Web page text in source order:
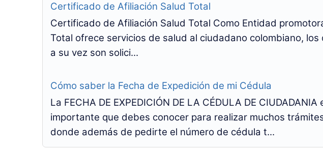
Certificado de Afiliación Salud Total
Certificado de Afiliación Salud Total Como Entidad
Total ofrece servicios de salud al ciudadano colombiano,
a su vez son solici...
Cómo saber la Fecha de Expedición de mi Cédula
La FECHA DE EXPEDICIÓN DE LA CÉDULA DE
importante que debes conocer para realizar muchos
donde además de pedirte el número de cédula t...